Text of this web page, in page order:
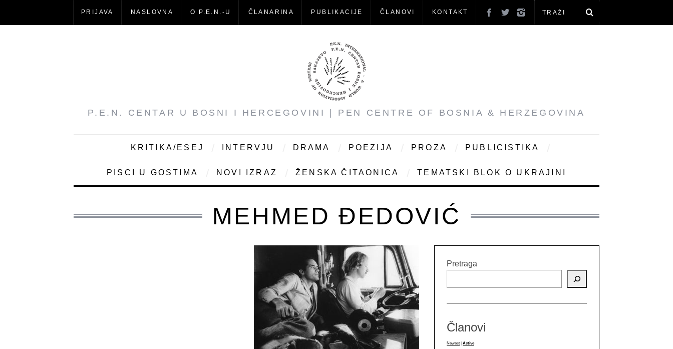
PRIJAVA NASLOVNA O P.E.N.-U ČLANARINA PUBLIKACIJE ČLANOVI KONTAKT
P.E.N. CENTAR U BOSNI I HERCEGOVINI | PEN CENTRE OF BOSNIA & HERZEGOVINA
KRITIKA/ESEJ INTERVJU DRAMA POEZIJA PROZA PUBLICISTIKA
PISCI U GOSTIMA NOVI IZRAZ ŽENSKA ČITAONICA TEMATSKI BLOK O UKRAJINI
MEHMED ĐEDOVIĆ
Pretraga
Članovi
Newest Active